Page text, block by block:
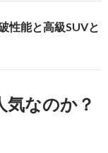
性能と高級SUVと
気なのか？